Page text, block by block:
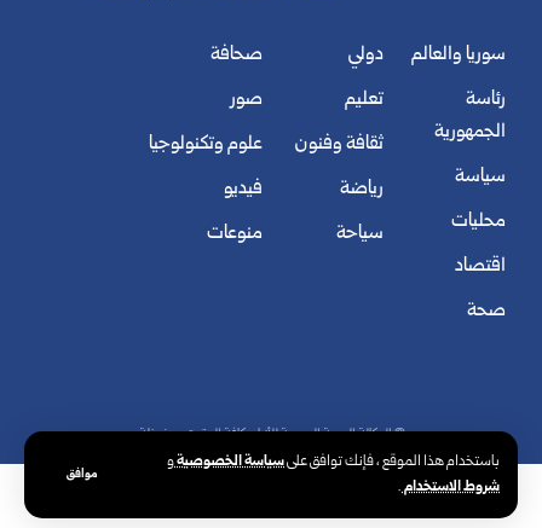
باستخدام هذا الموقع ، فإنك توافق علىسياسة الخصوصيةو
شروط الاستخدام.
موافق
سوريا والعالم
رئاسة
الجمهورية
سياسة
محليات
اقتصاد
صحة
دولي
تعليم
ثقافة وفنون
رياضة
سياحة
صحافة
صور
علوم وتكنولوجيا
فيديو
منوعات
© الوكالة العربية السورية للأنباء. كافة الحقوق محفوظة.